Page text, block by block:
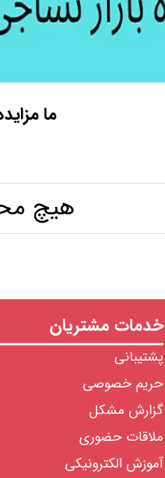
ما
هیچ
خدمات مشتریان
پشتیبانی
حریم خصوصی
گزارش مشکل
ملاقات حضوری
آموزش الکترونیکی